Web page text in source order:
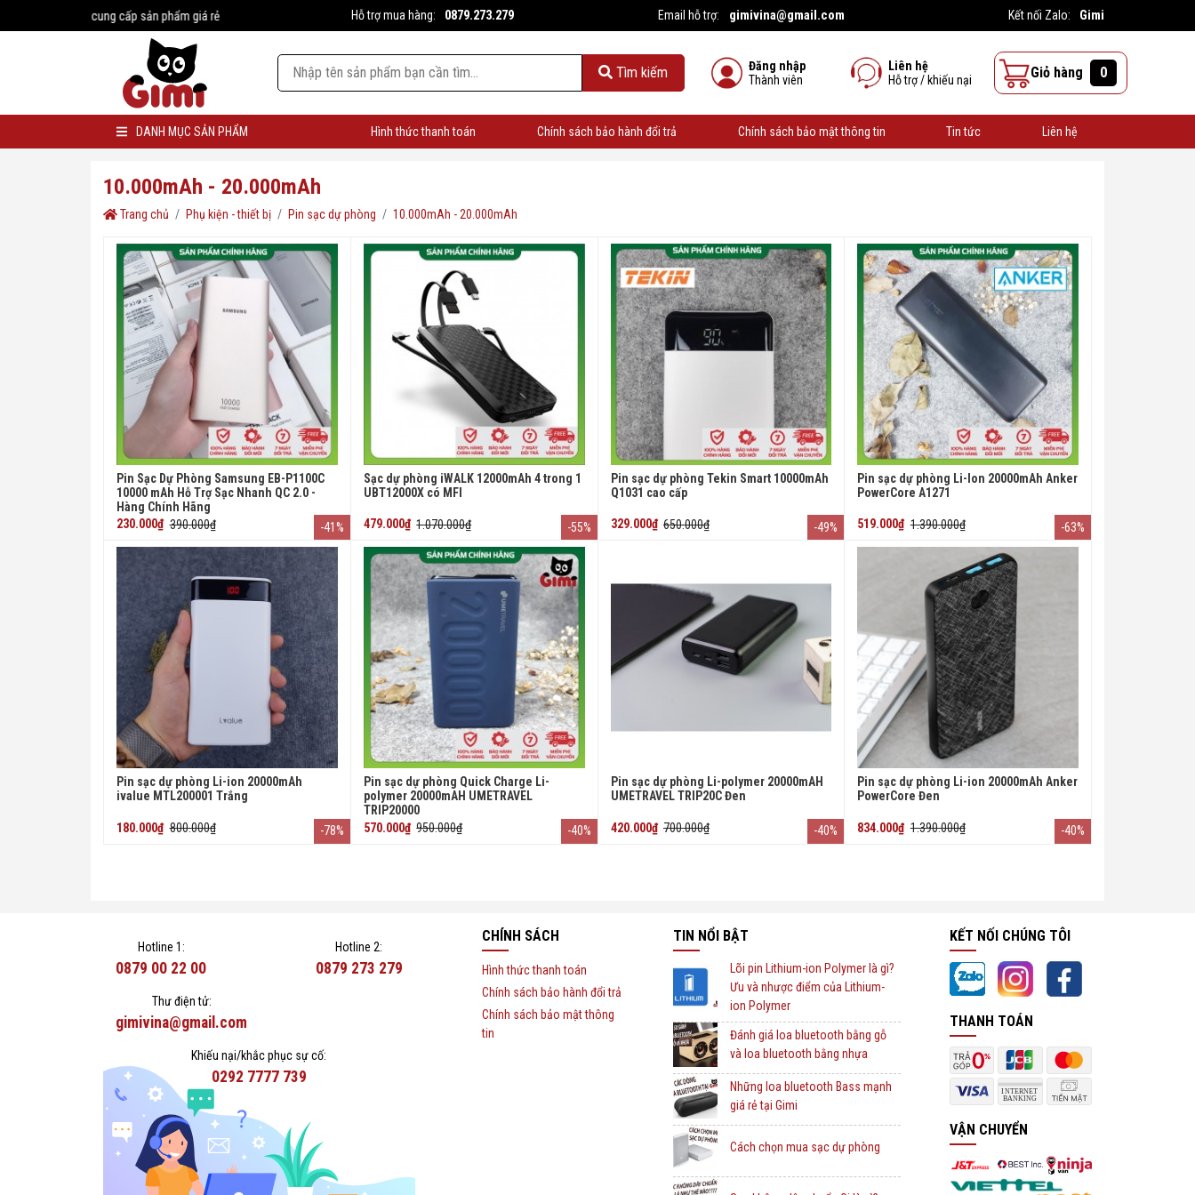
10.000mAh - 20.000mAh
Trang chủ Phụ kiện - thiết bị Pin sạc dự phòng 10.000mAh - 20.000mAh
Pin Sạc Dự Phòng Samsung EB-P1100C
10000 mAh Hỗ Trợ Sạc Nhanh QC 2.0 -
Hàng Chính Hãng
230.000₫ 390.000₫ -41%
Sạc dự phòng iWALK 12000mAh 4 trong 1
UBT12000X có MFI
479.000₫ 1.070.000₫ -55%
Pin sạc dự phòng Tekin Smart 10000mAh
Q1031 cao cấp
329.000₫ 650.000₫ -49%
Pin sạc dự phòng Li-Ion 20000mAh Anker
PowerCore A1271
519.000₫ 1.390.000₫ -63%
Pin sạc dự phòng Li-ion 20000mAh
ivalue MTL200001 Trắng
180.000₫ 800.000₫ -78%
Pin sạc dự phòng Quick Charge Li-
polymer 20000mAH UMETRAVEL
TRIP20000
570.000₫ 950.000₫ -40%
Pin sạc dự phòng Li-polymer 20000mAH
UMETRAVEL TRIP20C Đen
420.000₫ 700.000₫ -40%
Pin sạc dự phòng Li-ion 20000mAh Anker
PowerCore Đen
834.000₫ 1.390.000₫ -40%
#1 Nhà cung cấp sản phẩm giá rẻ Hỗ trợ mua hàng: 0879.273.279 Email hỗ trợ: gimivina@gmail.com Kết nối Zalo: Gimi
Tìm kiếm
Đăng nhập
Thành viên
Liên hệ
Hỗ trợ / khiếu nại
Giỏ hàng 0
DANH MỤC SẢN PHẨM Hình thức thanh toán Chính sách bảo hành đổi trả Chính sách bảo mật thông tin Tin tức Liên hệ
Hotline 1:
0879 00 22 00
Hotline 2:
0879 273 279
Thư điện tử:
gimivina@gmail.com
Khiếu nại/khắc phục sự cố:
0292 7777 739
CHÍNH SÁCH
Hình thức thanh toán
Chính sách bảo hành đổi trả
Chính sách bảo mật thông
tin
TIN NỔI BẬT
Lõi pin Lithium-ion Polymer là gì?
Ưu và nhược điểm của Lithium-
ion Polymer
Đánh giá loa bluetooth bằng gỗ
và loa bluetooth bằng nhựa
Những loa bluetooth Bass mạnh
giá rẻ tại Gimi
Cách chọn mua sạc dự phòng
KẾT NỐI CHÚNG TÔI
THANH TOÁN
VẬN CHUYỂN